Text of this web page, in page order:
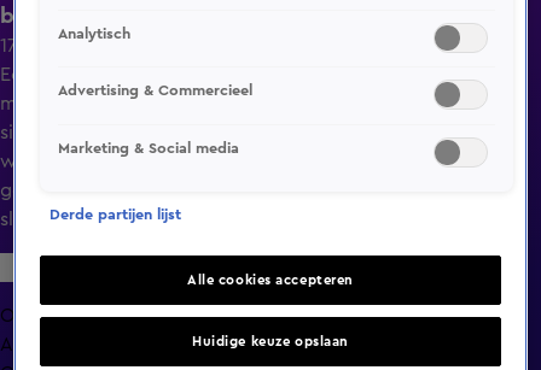
babbeltruc in Hoogeveen
17 juni 2025, 13:31
Een 89-jarige vrouw in het Drentse Hoogeveen is
maandagmiddag bestolen van contant geld en gouden
sieraden. De daders maakten gebruik van een babbeltruc,
waarbij zij deden alsof ze van de politie waren. Tussen de
gestolen spullen zat onder andere de trouwring van het
slachtoffer.
Overzicht
Afleveringen
Analytisch
Advertising & Commercieel
Marketing & Social media
Derde partijen lijst
Alle cookies accepteren
Huidige keuze opslaan